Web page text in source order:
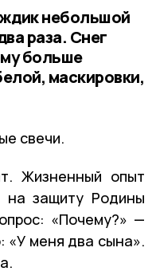
небольшой
раза. Снег
больше
маскировки,
свечи.
Жизненный опыт
на защиту Родины
«Почему?» —
«У меня два сына».